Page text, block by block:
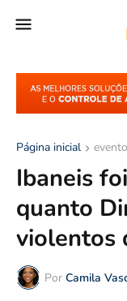
Página inicial
Ibaneis
quanto
violentos
Por Camila